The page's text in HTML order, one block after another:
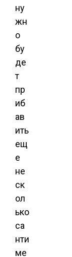
ну
жн
о
бу
де
т
пр
иб
ав
ить
ещ
е
не
ск
ол
ько
са
нти
ме